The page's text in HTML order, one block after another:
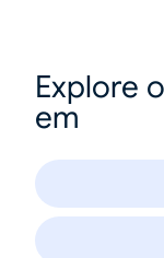
Explore
em